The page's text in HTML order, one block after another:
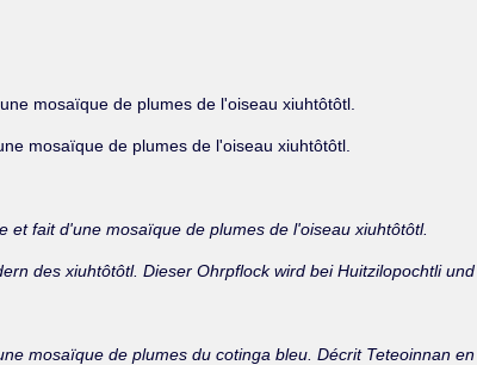
mosaïque de plumes de l'oiseau xiuhtôtôtl.
mosaïque de plumes de l'oiseau xiuhtôtôtl.
et fait d'une mosaïque de plumes de l'oiseau xiuhtôtôtl.
des xiuhtôtôtl. Dieser Ohrpflock wird bei Huitzilopochtli
mosaïque de plumes du cotinga bleu. Décrit Teteoinnan en